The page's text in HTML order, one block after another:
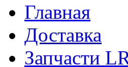
Главная
Доставка
Запчасти